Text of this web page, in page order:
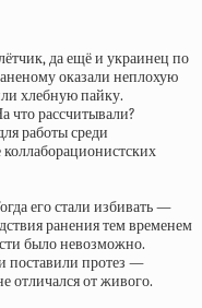
да ещё и украинец по
оказали неплохую
хлебную пайку.
что рассчитывали?
работы среди
его стали избивать —
ранения тем временем
было невозможно.
поставили протез —
отличался от живого.